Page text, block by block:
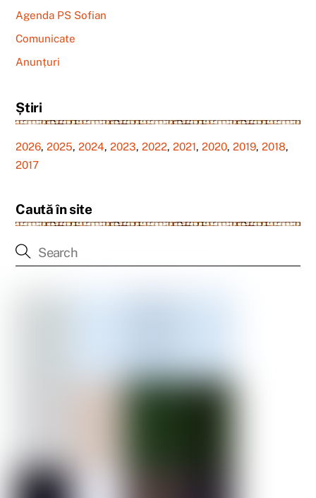
Agenda PS Sofian
Comunicate
Anunțuri
Știri
2026,2025,2024,2023,2022,2021,2020,2019,2018,
2017
Caută în site